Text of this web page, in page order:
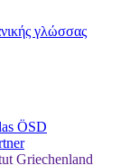
ÖSD
Griechenland